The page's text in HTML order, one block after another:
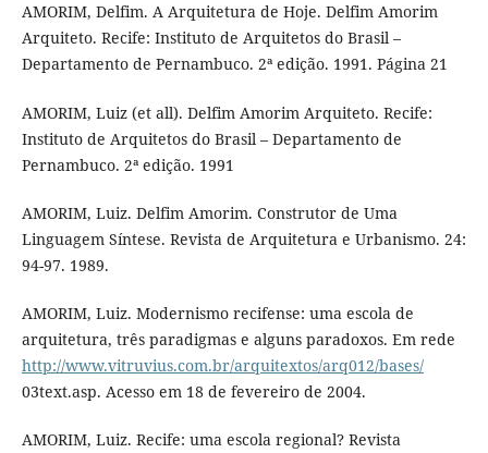
AMORIM, Delfim. A Arquitetura de Hoje. Delfim Amorim
Arquiteto. Recife: Instituto de Arquitetos do Brasil –
Departamento de Pernambuco. 2ª edição. 1991. Página 21
AMORIM, Luiz (et all). Delfim Amorim Arquiteto. Recife:
Instituto de Arquitetos do Brasil – Departamento de
Pernambuco. 2ª edição. 1991
AMORIM, Luiz. Delfim Amorim. Construtor de Uma
Linguagem Síntese. Revista de Arquitetura e Urbanismo. 24:
94-97. 1989.
AMORIM, Luiz. Modernismo recifense: uma escola de
arquitetura, três paradigmas e alguns paradoxos. Em rede
http://www.vitruvius.com.br/arquitextos/arq012/bases/
03text.asp. Acesso em 18 de fevereiro de 2004.
AMORIM, Luiz. Recife: uma escola regional? Revista